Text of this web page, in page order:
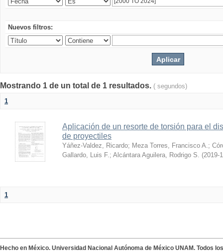
Nuevos filtros:
Mostrando 1 de un total de 1 resultados. ( segundos)
1
Aplicación de un resorte de torsión para el
de proyectiles
Yáñez-Valdez, Ricardo; Meza Torres, Francisco A.;
Gallardo, Luis F.; Alcántara Aguilera, Rodrigo S. (2019-
1
Hecho en México. Universidad Nacional Autónoma de México UNAM. Todos